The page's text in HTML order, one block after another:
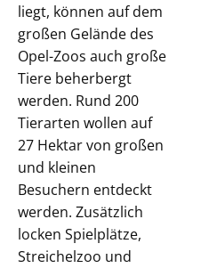
liegt, können auf dem
großen Gelände des
Opel-Zoos auch große
Tiere beherbergt
werden. Rund 200
Tierarten wollen auf
27 Hektar von großen
und kleinen
Besuchern entdeckt
werden. Zusätzlich
locken Spielplätze,
Streichelzoo und